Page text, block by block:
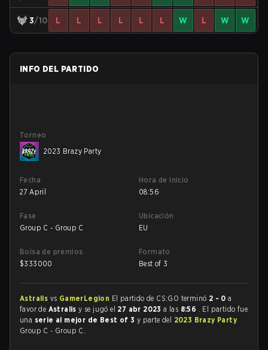
3/10 L L L L L L W L W W
INFO DEL PARTIDO
Torneo
2023 Brazy Party
Fecha
27 April
Hora de inicio
08:56
Fase
Group C - Group C
Ubicación
EU
Bolsa de premios
$333000
Formato
Best of 3
Astralis vs GamerLegion El partido de CS:GO terminó 2 - 0 a
favor de Astralisy se jugó el 27 abr 2023a las 8:56 . El partido fue
una serie al mejor de Best of 3 y parte del 2023 Brazy Party
Group C - Group C.